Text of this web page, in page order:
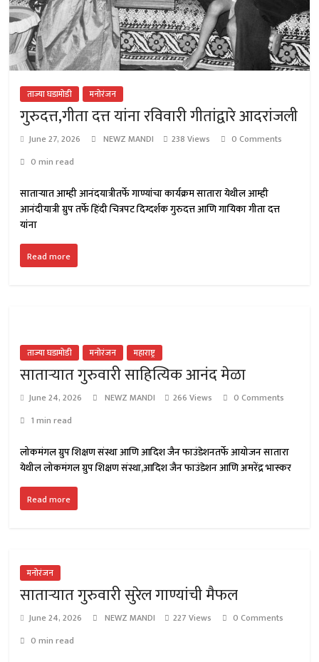
ताज्या घडामोडी मनोरंजन
गुरुदत्त,गीता दत्त यांना रविवारी गीतांद्वारे आदरांजली
June 27, 2026 NEWZ MANDI 238 Views
0 Comments
0 min read
साताऱ्यात आम्ही आनंदयात्रीतर्फे गाण्यांचा कार्यक्रम सातारा येथील आम्ही
आनंदीयात्री ग्रुप तर्फे हिंदी चित्रपट दिग्दर्शक गुरुदत्त आणि गायिका गीता दत्त
यांना
Read more
ताज्या घडामोडी मनोरंजन महाराष्ट्र
साताऱ्यात गुरुवारी साहित्यिक आनंद मेळा
June 24, 2026 NEWZ MANDI 266 Views
0 Comments
1 min read
लोकमंगल ग्रुप शिक्षण संस्था आणि आदिश जैन फाउंडेशनतर्फे आयोजन सातारा
येथील लोकमंगल ग्रुप शिक्षण संस्था,आदिश जैन फाउंडेशन आणि अमरेंद्र भास्कर
Read more
मनोरंजन
साताऱ्यात गुरुवारी सुरेल गाण्यांची मैफल
June 24, 2026 NEWZ MANDI 227 Views
0 Comments
0 min read